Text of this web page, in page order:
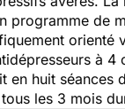
programme de
orienté
à 4
huit séances
tous les 3 mois